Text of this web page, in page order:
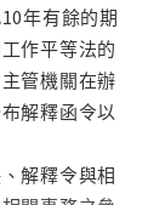
年有餘的期
作平等法的
管機關在辦
解釋函令以
解釋令與相